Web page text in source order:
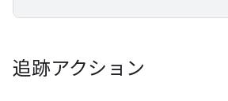
追跡アクション